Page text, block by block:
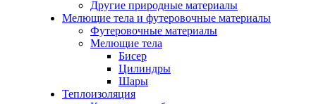
Другие природные материалы
Мелющие тела и футеровочные материалы
Футеровочные материалы
Мелющие тела
Бисер
Цилиндры
Шары
Теплоизоляция